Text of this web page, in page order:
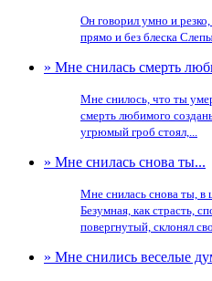
Он говорил умно и
прямо и без блеска
» Мне снилась смерть
Мне снилось, что ты
смерть любимого
угрюмый гроб стоял,...
» Мне снилась снова ты...
Мне снилась снова ты, в
Безумная, как страсть,
повергнутый, склонял
» Мне снились веселые